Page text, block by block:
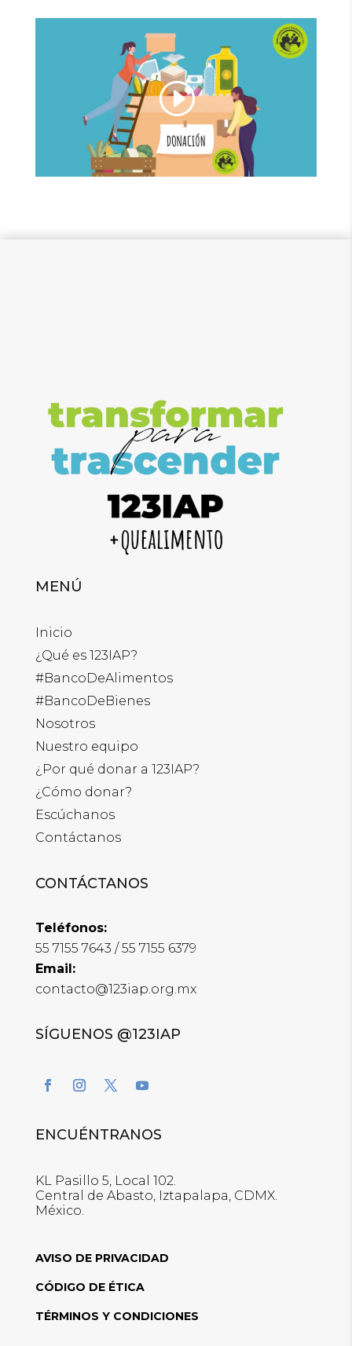
MENÚ
Inicio
¿Qué es 123IAP?
#BancoDeAlimentos
#BancoDeBienes
Nosotros
Nuestro equipo
¿ Por qué donar a 123IAP?
¿ Cómo donar?
Escúchanos
Contáctanos
CONTÁCTANOS
Teléfonos:
55 7155 7643 / 55 7155 6379
Email:
contacto@123iap.org.mx
SÍGUENOS @123IAP
ENCUÉNTRANOS
KL Pasillo 5, Local 102.
Central de Abasto, Iztapalapa, CDMX.
México.
AVISO DE PRIVACIDAD
CÓDIGO DE ÉTICA
TÉRMINOS Y CONDICIONES